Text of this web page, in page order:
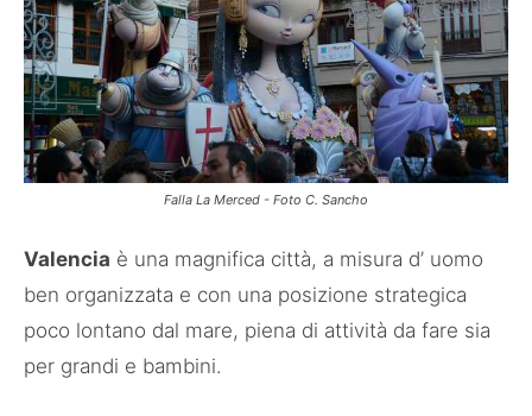
Falla La Merced - Foto C. Sancho
Valencia è una magnifica città, a misura d’ uomo
ben organizzata e con una posizione strategica
poco lontano dal mare, piena di attività da fare sia
per grandi e bambini.